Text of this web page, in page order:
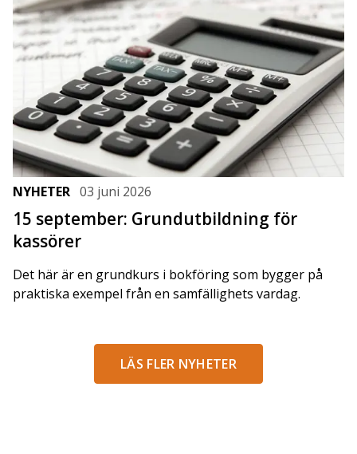
NYHETER 03 juni 2026
15 september: Grundutbildning för
kassörer
Det här är en grundkurs i bokföring som bygger på
praktiska exempel från en samfällighets vardag.
LÄS FLER NYHETER